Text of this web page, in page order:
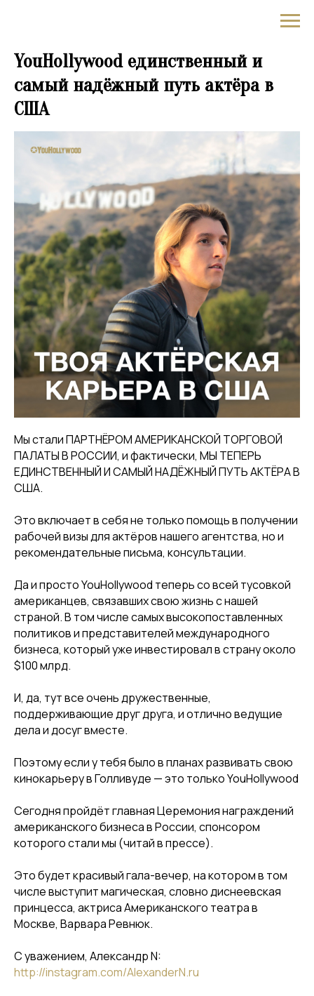
YouHollywood единственный и
самый надёжный путь актёра в
США
Мы стали ПАРТНЁРОМ АМЕРИКАНСКОЙ ТОРГОВОЙ
ПАЛАТЫ В РОССИИ, и фактически, МЫ ТЕПЕРЬ
ЕДИНСТВЕННЫЙ И САМЫЙ НАДЁЖНЫЙ ПУТЬ АКТЁРА В
США.
Это включает в себя не только помощь в получении
рабочей визы для актёров нашего агентства, но и
рекомендательные письма, консультации.
Да и просто YouHollywood теперь со всей тусовкой
американцев, связавших свою жизнь с нашей
страной. В том числе самых высокопоставленных
политиков и представителей международного
бизнеса, который уже инвестировал в страну около
$100 млрд.
И, да, тут все очень дружественные,
поддерживающие друг друга, и отлично ведущие
дела и досуг вместе.
Поэтому если у тебя было в планах развивать свою
кинокарьеру в Голливуде — это только YouHollywood
Сегодня пройдёт главная Церемония награждений
американского бизнеса в России, спонсором
которого стали мы (читай в прессе).
Это будет красивый гала-вечер, на котором в том
числе выступит магическая, словно диснеевская
принцесса, актриса Американского театра в
Москве, Варвара Ревнюк.
С уважением, Александр N:
http://instagram.com/AlexanderN.ru